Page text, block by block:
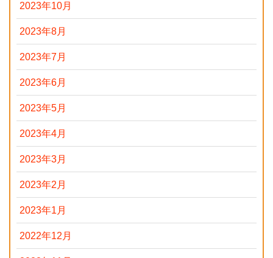
2023年10月
2023年8月
2023年7月
2023年6月
2023年5月
2023年4月
2023年3月
2023年2月
2023年1月
2022年12月